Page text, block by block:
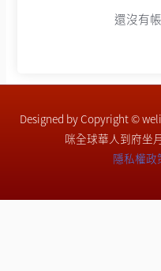
還沒有
Designed by Copyright ©
咪全球華人到府坐
隱私權政